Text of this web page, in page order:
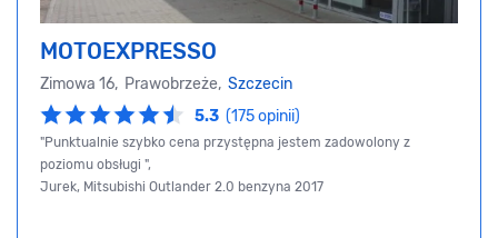
MOTOEXPRESSO
Zimowa 16, Prawobrzeże, Szczecin
5.3 (175 opinii)
"Punktualnie szybko cena przystępna jestem zadowolony z
poziomu obsługi ",
Jurek, Mitsubishi Outlander 2.0 benzyna 2017